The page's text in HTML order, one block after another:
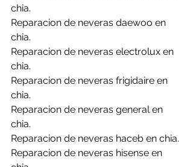
chia.
Reparacion de neveras daewoo en
chia.
Reparacion de neveras electrolux en
chia.
Reparacion de neveras frigidaire en
chia.
Reparacion de neveras general en
chia.
Reparacion de neveras haceb en chia.
Reparacion de neveras hisense en